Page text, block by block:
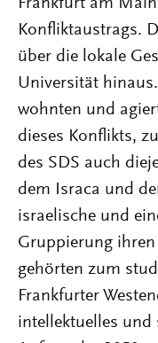
Frankfurt am
Konflikt­austrags.
über die lokale
Universität
wohnten und
dieses Konflikts,
des SDS auch
dem Israca und
israelische und
Gruppierung
gehörten zum
Frankfurter
intellektuelles und